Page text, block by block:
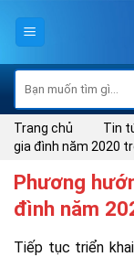
kiếm:
Trang chủ Tin
gia đình năm 2020
Phương
đình năm
Tiếp tục triển